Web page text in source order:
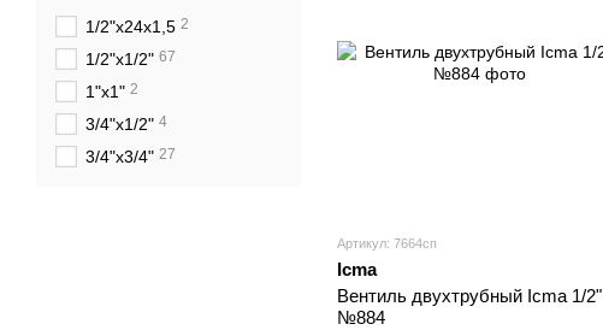
Артикул: 7664сп
Icma
Вентиль двухтрубный Icma 1/2"
№884
1/2"х24х1,5 2
1/2"х1/2" 67
1"х1" 2
3/4"х1/2" 4
3/4"х3/4" 27